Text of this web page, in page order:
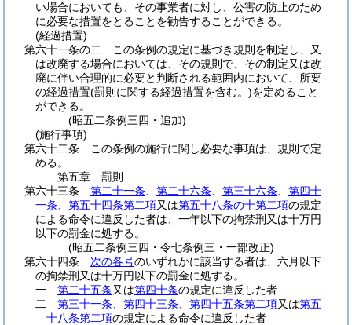
い場合においても、その事業者に対し、公害の防止のため
に必要な措置をとることを勧告することができる。
(経過措置)
第六十一条の二
この条例の規定に基づき規則を制定し、又
は改廃する場合においては、その規則で、その制定又は改
廃に伴い合理的に必要と判断される範囲内において、所要
の経過措置(罰則に関する経過措置を含む。)を定めること
ができる。
(昭五二条例三四・追加)
(施行事項)
第六十二条
この条例の施行に関し必要な事項は、規則で定
める。
第五章
罰則
第六十三条
第二十一条 第二十六条 第三十六条
第四十
一条
第五十四条第二項又は第五十八条の十第二項の規定
による命令に違反した者は、一年以下の拘禁刑又は十万円
以下の罰金に処する。
(昭五二条例三四・令七条例三・一部改正)
第六十四条
次の各号のいずれかに該当する者は、六月以下
の拘禁刑又は十万円以下の罰金に処する。
一
第二十五条又は第四十条の規定に違反した者
二
第三十一条 第四十三条 第四十五条第二項又は第五
十八条第二項の規定による命令に違反した者